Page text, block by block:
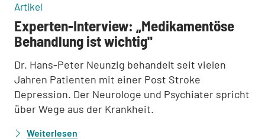
Artikel
Experten-Interview: „Medikamentöse
Behandlung ist wichtig"
Dr. Hans-Peter Neunzig behandelt seit vielen
Jahren Patienten mit einer Post Stroke
Depression. Der Neurologe und Psychiater spricht
über Wege aus der Krankheit.
Weiterlesen